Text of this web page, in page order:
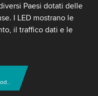
Paesi dotati delle
I LED mostrano le
il traffico dati e le
Avete domande su questo prodotto?